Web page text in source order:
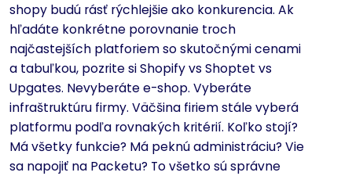
shopy budú rásť rýchlejšie ako konkurencia. Ak
hľadáte konkrétne porovnanie troch
najčastejších platforiem so skutočnými cenami
a tabuľkou, pozrite si Shopify vs Shoptet vs
Upgates. Nevyberáte e-shop. Vyberáte
infraštruktúru firmy. Väčšina firiem stále vyberá
platformu podľa rovnakých kritérií. Koľko stojí?
Má všetky funkcie? Má peknú administráciu? Vie
sa napojiť na Packetu? To všetko sú správne